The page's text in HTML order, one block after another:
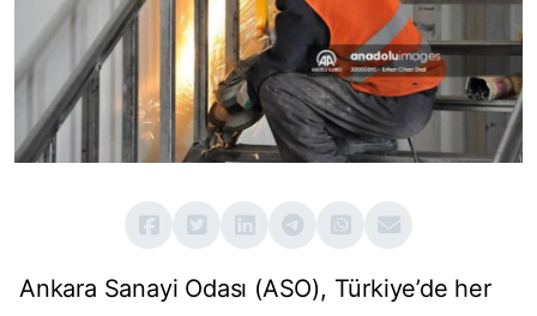
Ankara Sanayi Odası (ASO), Türkiye’de her